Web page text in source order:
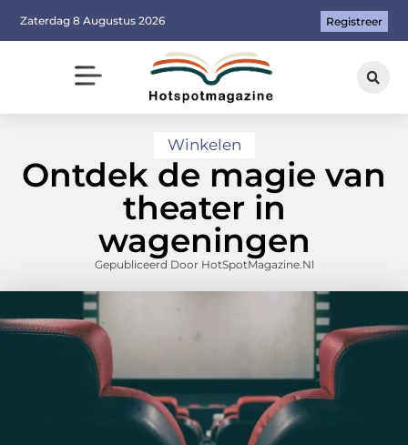
Zaterdag 8 Augustus 2026 Registreer
Winkelen
Ontdek de magie van
theater in
wageningen
Gepubliceerd Door HotSpotMagazine.nl